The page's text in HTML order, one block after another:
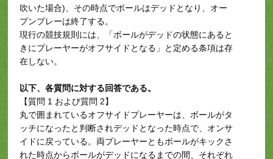
吹いた場合)、その時点でボールはデッドとなり、オー
プンプレーは終了する。
現行の競技規則には、「ボールがデッドの状態にあると
きにプレーヤーがオフサイドとなる」と定める条項は存
在しない。
以下、各質問に対する回答である。
【質問 1 および質問 2】
丸で囲まれているオフサイドプレーヤーは、ボールがタ
ッチになったと判断されデッドとなった時点で、オンサ
イドに戻っている。両プレーヤーともボールがキックさ
れた時点からボールがデッドになるまでの間、それぞれ